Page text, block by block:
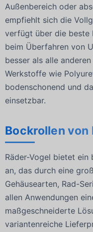
Außenbereich oder
empfiehlt sich die
verfügt über die beste
beim Überfahren von
besser als alle
Werkstoffe wie
bodenschonend und
einsetzbar.
Bockrollen von
Räder-Vogel bietet
an, das durch eine
Gehäusearten, Rad-
allen Anwendungen
maßgeschneiderte
variantenreiche